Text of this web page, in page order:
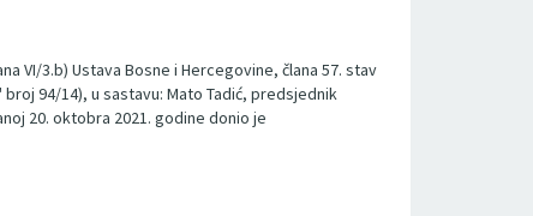
VI/3.b) Ustava Bosne i Hercegovine, člana 57. stav
94/14), u sastavu: Mato Tadić, predsjednik
20. oktobra 2021. godine donio je